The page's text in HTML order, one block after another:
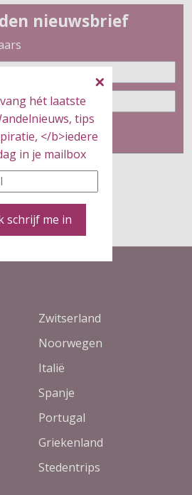
hét laatste
tips
</b>iedere
in je mailbox
schrijf me in
nieuwsbrief
Duitsland
Zwitserland
Noorwegen
Italië
Spanje
Portugal
Griekenland
Stedentrips